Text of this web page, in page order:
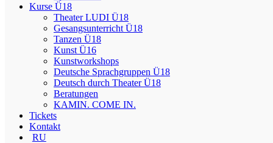
Kurse Ü18
Theater LUDI Ü18
Gesangsunterricht Ü18
Tanzen Ü18
Kunst Ü16
Kunstworkshops
Deutsche Sprachgruppen Ü18
Deutsch durch Theater Ü18
Beratungen
KAMIN. COME IN.
Tickets
Kontakt
RU
verbessern.
Beitragsnavigation
Unsere Lehrerinnen und Lehrer erstellen nicht nur Theaterstücke,
sondern treten auch in Serien und im Fernsehen auf!
Workshop „Wir malen Orangen!“
Suchen nach:
Recent Posts